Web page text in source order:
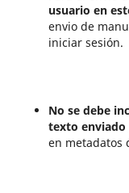
usuario en
envio de
iniciar sesión.
No se debe
texto enviado
en metadatos